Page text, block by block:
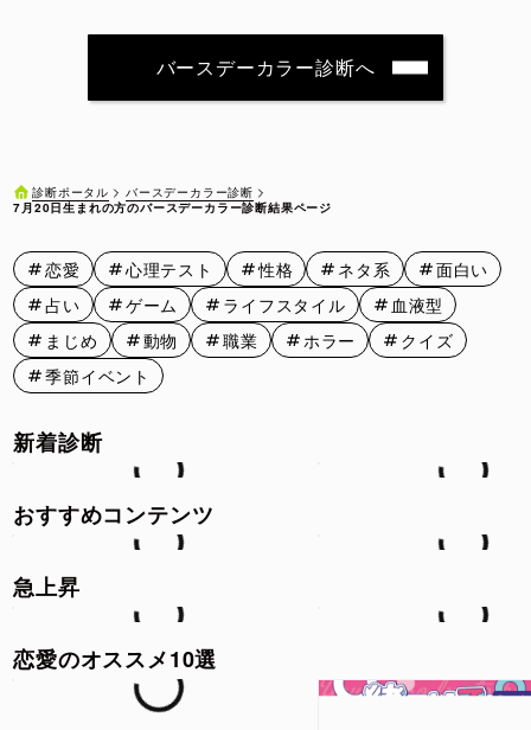
7月7日 7月8日 7月9日
7月26日 7月27日 7月28日 7月29日 7月30日
7月31日
バースデーカラー診断へ
診断ポータル
バースデーカラー診断
7月20日生まれの方のバースデーカラー診断結果ページ
恋愛 心理テスト 性格 ネタ系
面白い
占い
ゲーム ライフスタイル
血液型
まじめ
動物 職業 ホラー
クイズ
季節イベント
新着診断
おすすめコンテンツ
急上昇
恋愛のオススメ10選